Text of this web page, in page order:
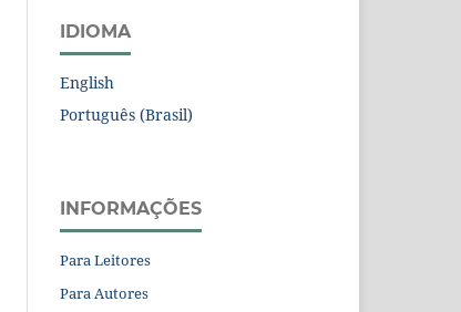
IDIOMA
English
Português (Brasil)
INFORMAÇÕES
Para Leitores
Para Autores